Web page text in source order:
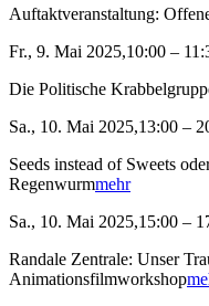
Auftaktveranstaltung:
Fr., 9. Mai 2025,10:00 –
Die Politische
Sa., 10. Mai 2025,13:00 –
Seeds instead of Sweets
Regenwurmmehr
Sa., 10. Mai 2025,15:00 –
Randale Zentrale: Unser
Animationsfilmworkshop